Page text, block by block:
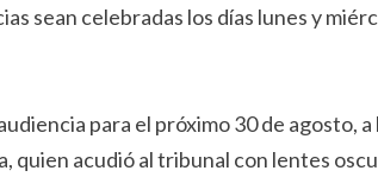
sean celebradas los días lunes y
para el próximo 30 de agosto,
quien acudió al tribunal con lentes